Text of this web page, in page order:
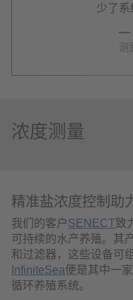
少了系
测
浓度测量
精准盐浓度控制助
我们的客户SENECT致
可持续的水产养殖。其
和过滤器，这些设备可
InfiniteSea便是其中一
循环养殖系统。